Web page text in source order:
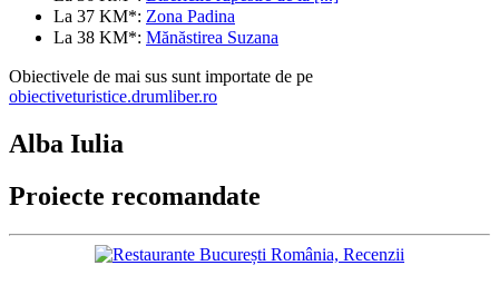
La 37 KM*: Zona Padina
La 38 KM*: Mănăstirea Suzana
Obiectivele de mai sus sunt importate de pe
obiectiveturistice.drumliber.ro
Alba Iulia
Proiecte recomandate